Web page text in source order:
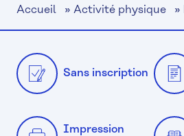
Accueil » Activité physique »
Sans inscription
Impression